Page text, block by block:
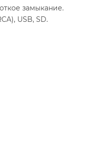
замыкание.
USB, SD.